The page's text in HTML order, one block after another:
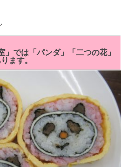
では「パンダ」「二つの花」
ます。